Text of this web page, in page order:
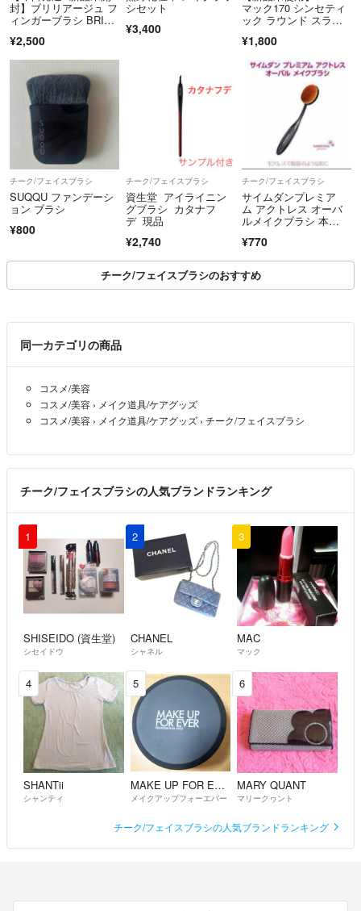
封】ブリリアージュ フ
ィンガーブラシ BRILLI
¥2,500
シセット
¥3,400
マック170 シンセティ
ック ラウンド スラン
¥1,800
チーク/フェイスブラシ
SUQQU ファンデーシ
ョン ブラシ
¥800
チーク/フェイスブラシ
資生堂 アイライニン
グブラシ カタナフ
デ 現品
¥2,740
チーク/フェイスブラシ
サイムダンプレミア
ム アクトレス オーバ
ルメイクブラシ 本
¥770
チーク/フェイスブラシのおすすめ
同一カテゴリの商品
コスメ/美容
コスメ/美容 › メイク道具/ケアグッズ
コスメ/美容 › メイク道具/ケアグッズ › チーク/フェイスブラシ
チーク/フェイスブラシの人気ブランドランキング
1
SHISEIDO (資生堂)
シセイドウ
2
CHANEL
シャネル
3
MAC
マック
4
SHANTii
シャンティ
5
MAKE UP FOR EVER
メイクアップフォーエバー
6
MARY QUANT
マリークヮント
チーク/フェイスブラシの人気ブランドランキング